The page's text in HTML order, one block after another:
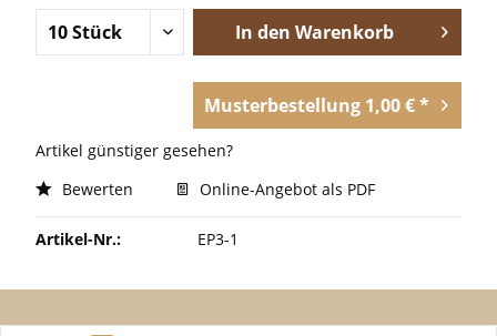
In den Warenkorb
Musterbestellung 1,00 € *
Artikel günstiger gesehen?
Bewerten
Online-Angebot als PDF
Artikel-Nr.: EP3-1